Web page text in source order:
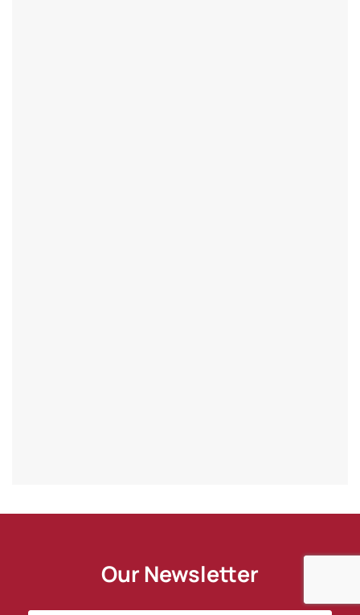
Our Newsletter